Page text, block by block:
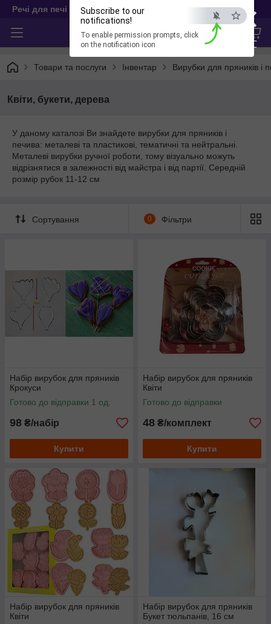
×
ESC
Subscribe to our
notifications!
To enable permission prompts, click
on the notification icon
Речі для печі
Товари та послуги Інвентар Вирубки для пряників і
Квіти, букети, дерева
У даному каталозі Ви знайдете вирубки для пряників і
печива: металеві та пластикові, тематичні та нейтральні.
Металеві вирубки ручної роботи, тому візуально можуть
відрізнятися в залежності від майстра і від партії. Середній
розмір рубок 11-12 см
Сортування 0 Фільтри
Набір вирубок для пряників
Крокуси
Готово до відправки 1 од.
98 ₴/набір
Купити
Набір вирубок для пряників
Квіти
Готово до відправки
48 ₴/комплект
Купити
Набір вирубок для пряників
Квіти
Набір вирубок для пряників
Букет тюльпанів, 16 см